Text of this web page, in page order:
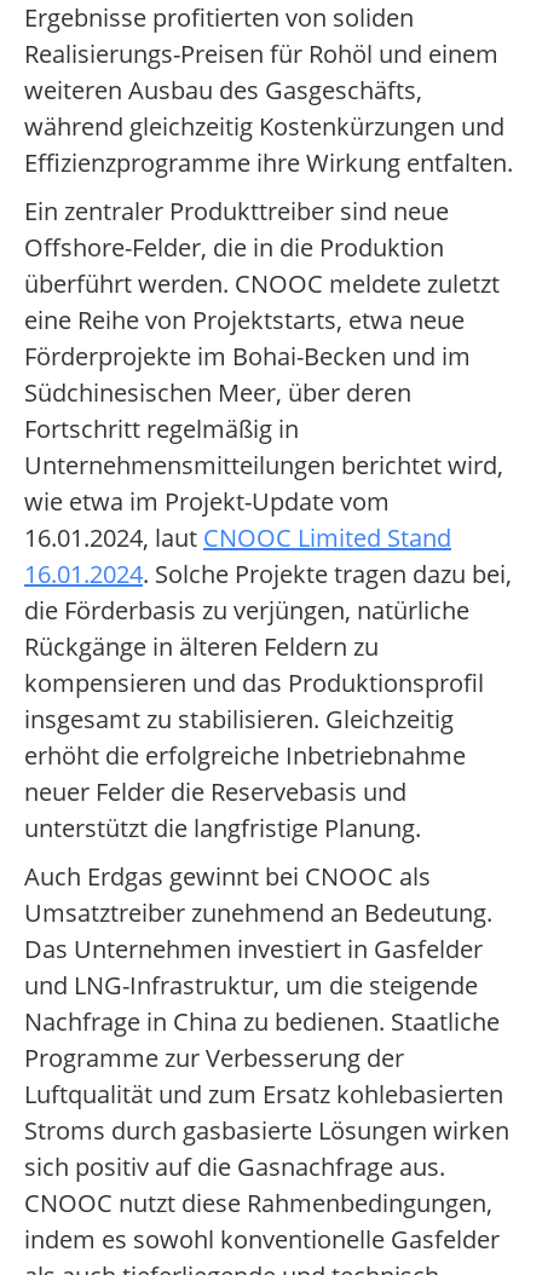
Ergebnisse profitierten von soliden
Realisierungs-Preisen für Rohöl und einem
weiteren Ausbau des Gasgeschäfts,
während gleichzeitig Kostenkürzungen und
Effizienzprogramme ihre Wirkung entfalten.
Ein zentraler Produkttreiber sind neue
Offshore-Felder, die in die Produktion
überführt werden. CNOOC meldete zuletzt
eine Reihe von Projektstarts, etwa neue
Förderprojekte im Bohai-Becken und im
Südchinesischen Meer, über deren
Fortschritt regelmäßig in
Unternehmensmitteilungen berichtet wird,
wie etwa im Projekt-Update vom
16.01.2024, laut CNOOC Limited Stand
16.01.2024. Solche Projekte tragen dazu bei,
die Förderbasis zu verjüngen, natürliche
Rückgänge in älteren Feldern zu
kompensieren und das Produktionsprofil
insgesamt zu stabilisieren. Gleichzeitig
erhöht die erfolgreiche Inbetriebnahme
neuer Felder die Reservebasis und
unterstützt die langfristige Planung.
Auch Erdgas gewinnt bei CNOOC als
Umsatztreiber zunehmend an Bedeutung.
Das Unternehmen investiert in Gasfelder
und LNG-Infrastruktur, um die steigende
Nachfrage in China zu bedienen. Staatliche
Programme zur Verbesserung der
Luftqualität und zum Ersatz kohlebasierten
Stroms durch gasbasierte Lösungen wirken
sich positiv auf die Gasnachfrage aus.
CNOOC nutzt diese Rahmenbedingungen,
indem es sowohl konventionelle Gasfelder